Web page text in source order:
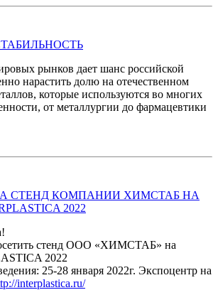
рынков дает шанс российской
нарастить долю на отечественном
которые используются во многих
от металлургии до фармацевтики
СТЕНД КОМПАНИИ ХИМСТАБ НА
2022
стенд ООО «ХИМСТАБ» на
2022
25-28 января 2022г. Экспоцентр на
interplastica.ru/